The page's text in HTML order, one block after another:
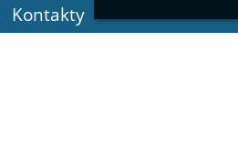
Kontakty